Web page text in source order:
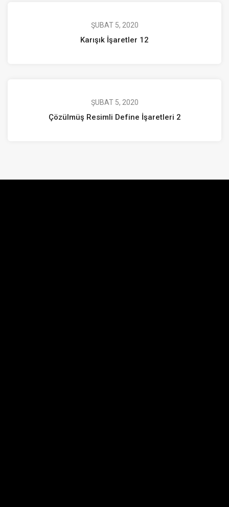
ŞUBAT 5, 2020
Karışık İşaretler 12
ŞUBAT 5, 2020
Çözülmüş Resimli Define İşaretleri 2